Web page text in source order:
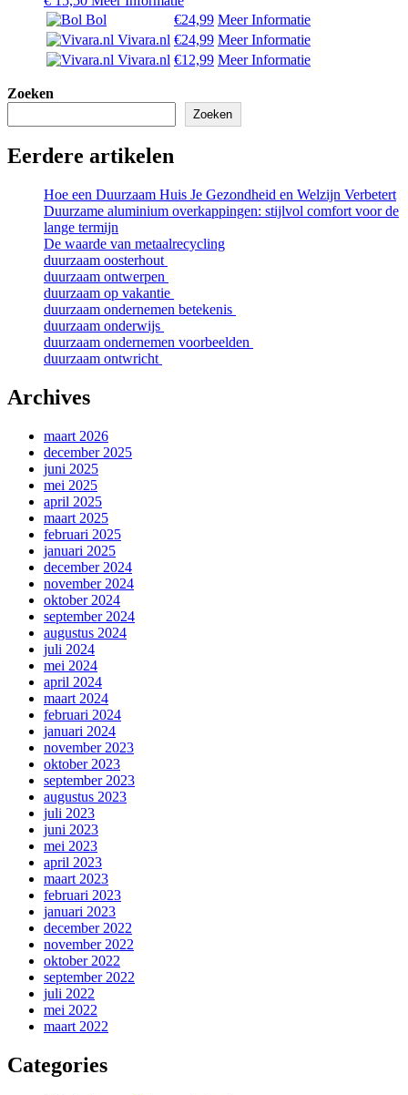
Bol
€24,99 Meer Informatie
Vivara.nl €24,99 Meer Informatie
Vivara.nl €12,99 Meer Informatie
Zoeken
Zoeken
Eerdere artikelen
Hoe een Duurzaam Huis Je Gezondheid en Welzijn Verbetert
Duurzame aluminium overkappingen: stijlvol comfort voor de
lange termijn
De waarde van metaalrecycling
duurzaam oosterhout
duurzaam ontwerpen
duurzaam op vakantie
duurzaam ondernemen betekenis
duurzaam onderwijs
duurzaam ondernemen voorbeelden
duurzaam ontwricht
Archives
maart 2026
december 2025
juni 2025
mei 2025
april 2025
maart 2025
februari 2025
januari 2025
december 2024
november 2024
oktober 2024
september 2024
augustus 2024
juli 2024
mei 2024
april 2024
maart 2024
februari 2024
januari 2024
november 2023
oktober 2023
september 2023
augustus 2023
juli 2023
juni 2023
mei 2023
april 2023
maart 2023
februari 2023
januari 2023
december 2022
november 2022
oktober 2022
september 2022
juli 2022
mei 2022
maart 2022
Categories